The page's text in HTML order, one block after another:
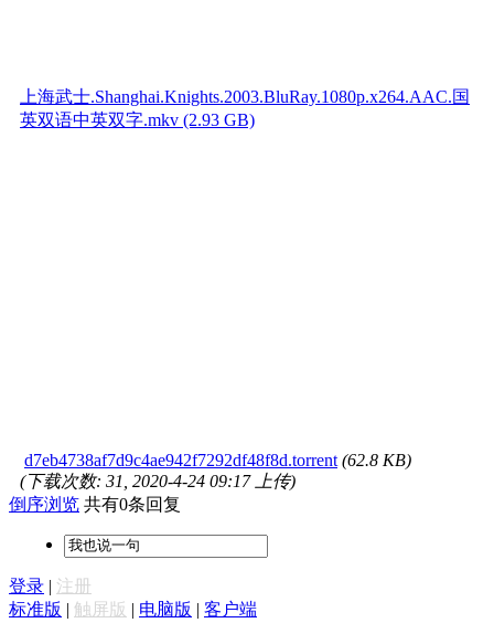
上海武士.Shanghai.Knights.2003.BluRay.1080p.x264.AAC.国
英双语中英双字.mkv (2.93 GB)
d7eb4738af7d9c4ae942f7292df48f8d.torrent (62.8 KB)
(下载次数: 31, 2020-4-24 09:17 上传)
倒序浏览 共有0条回复
登录 | 注册
标准版 | 触屏版 | 电脑版 | 客户端